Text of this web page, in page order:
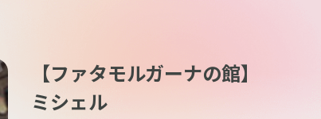
【ファタモルガーナの館】
ミシェル